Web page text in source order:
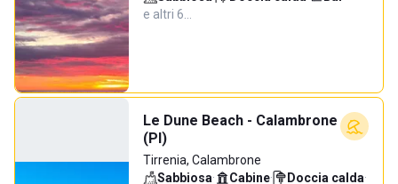
e altri 6…
Le Dune Beach - Calambrone
(PI)
Tirrenia, Calambrone
Sabbiosa· Cabine· Doccia calda·